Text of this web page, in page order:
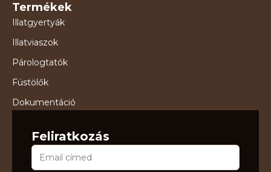
Termékek
Illatgyertyák
Illatviaszok
Párologtatók
Füstölők
Dokumentáció
Feliratkozás